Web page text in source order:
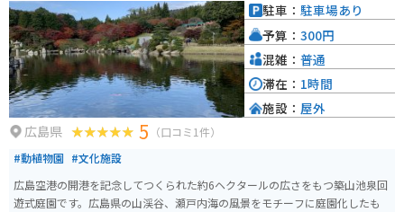
広島県 5 （口コミ1件）
#動植物園 #文化施設
広島空港の開港を記念してつくられた約6ヘクタールの広さをもつ築山池泉回
遊式庭園です。広島県の山渓谷、瀬戸内海の風景をモチーフに庭園化したも
駐車： 駐車場あり
予算： 300円
混雑： 普通
滞在： 1時間
施設： 屋外